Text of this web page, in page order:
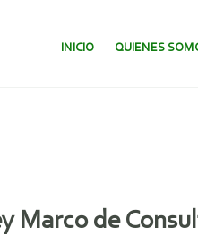
SALTAR AL CONTENIDO.
INICIO QUIENES
Marco de